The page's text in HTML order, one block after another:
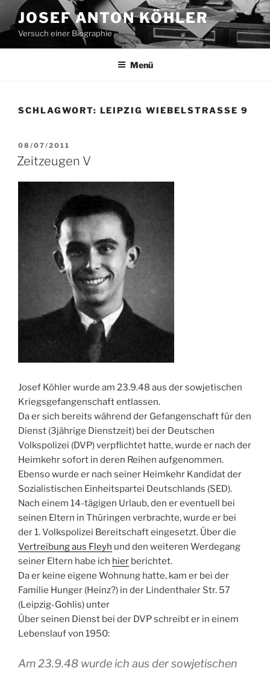
Inhalt
springen
JOSEF ANTON KÖHLER
Versuch einer Biographie
Menü
SCHLAGWORT: LEIPZIG WIEBELSTRASSE 9
VERÖFFENTLICHT
AM
08/07/2011
Zeitzeugen V
Josef Köhler wurde am 23.9.48 aus der sowjetischen
Kriegsgefangenschaft entlassen.
Da er sich bereits während der Gefangenschaft für den
Dienst (3jährige Dienstzeit) bei der Deutschen
Volkspolizei (DVP) verpflichtet hatte, wurde er nach der
Heimkehr sofort in deren Reihen aufgenommen.
Ebenso wurde er nach seiner Heimkehr Kandidat der
Sozialistischen Einheitspartei Deutschlands (SED).
Nach einem 14-tägigen Urlaub, den er eventuell bei
seinen Eltern in Thüringen verbrachte, wurde er bei
der 1. Volkspolizei Bereitschaft eingesetzt. Über die
Vertreibung aus Fleyh und den weiteren Werdegang
seiner Eltern habe ich hier berichtet.
Da er keine eigene Wohnung hatte, kam er bei der
Familie Hunger (Heinz?) in der Lindenthaler Str. 57
(Leipzig-Gohlis) unter
Über seinen Dienst bei der DVP schreibt er in einem
Lebenslauf von 1950:
Am 23.9.48 wurde ich aus der sowjetischen